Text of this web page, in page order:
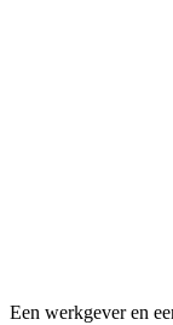
Een werkgever en